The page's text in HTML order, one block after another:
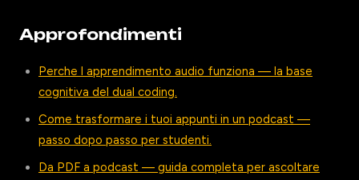
Approfondimenti
Perche l apprendimento audio funziona — la base
cognitiva del dual coding.
Come trasformare i tuoi appunti in un podcast —
passo dopo passo per studenti.
Da PDF a podcast — guida completa per ascoltare